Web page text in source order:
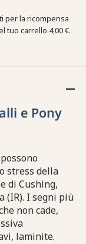
per la ricompensa
tuo carrello 4,00 €.
e Pony
stress della
di Cushing,
(IR). I segni più
non cade,
laminite.